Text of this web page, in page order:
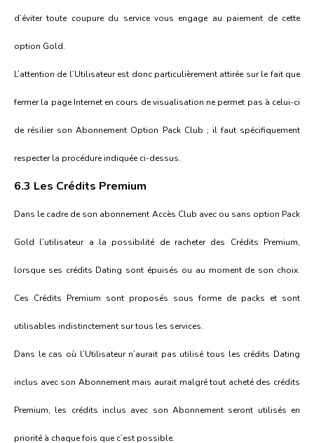
d’éviter toute coupure du service vous engage au paiement de cette
option Gold.
L’attention de l’Utilisateur est donc particulièrement attirée sur le fait que
fermer la page Internet en cours de visualisation ne permet pas à celui-ci
de résilier son Abonnement Option Pack Club ; il faut spécifiquement
respecter la procédure indiquée ci-dessus.
6.3 Les Crédits Premium
Dans le cadre de son abonnement Accès Club avec ou sans option Pack
Gold l’utilisateur a la possibilité de racheter des Crédits Premium,
lorsque ses crédits Dating sont épuisés ou au moment de son choix.
Ces Crédits Premium sont proposés sous forme de packs et sont
utilisables indistinctement sur tous les services.
Dans le cas où l’Utilisateur n’aurait pas utilisé tous les crédits Dating
inclus avec son Abonnement mais aurait malgré tout acheté des crédits
Premium, les crédits inclus avec son Abonnement seront utilisés en
priorité à chaque fois que c’est possible.